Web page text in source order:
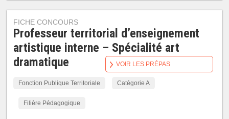
FICHE CONCOURS
Professeur territorial d’enseignement
artistique interne – Spécialité art
dramatique
Fonction Publique Territoriale Catégorie A
Filière Pédagogique
VOIR LES PRÉPAS